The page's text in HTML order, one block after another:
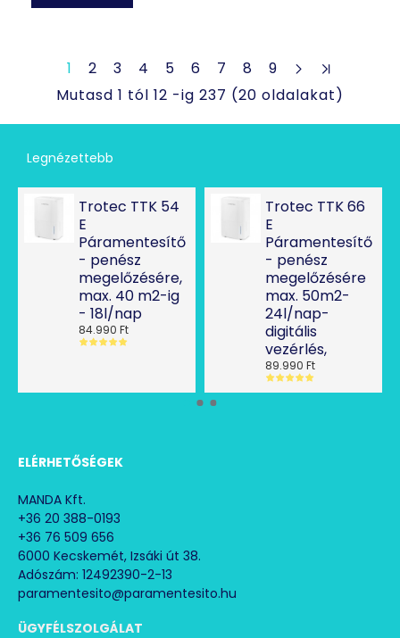
1 2 3 4 5 6 7 8
9
Mutasd 1 tól 12 -ig 237 (20 oldalakat)
Legnézettebb
Trotec TTK 54
E
Páramentesítő
- penész
megelőzésére,
max. 40 m2-ig
- 18l/nap
84.990 Ft
Trotec TTK 66
E
Páramentesítő
- penész
megelőzésére
max. 50m2-
24l/nap-
digitális
vezérlés,
89.990 Ft
ELÉRHETŐSÉGEK
MANDA Kft.
+36 20 388-0193
+36 76 509 656
6000 Kecskemét, Izsáki út 38.
Adószám: 12492390-2-13
paramentesito@paramentesito.hu
ÜGYFÉLSZOLGÁLAT